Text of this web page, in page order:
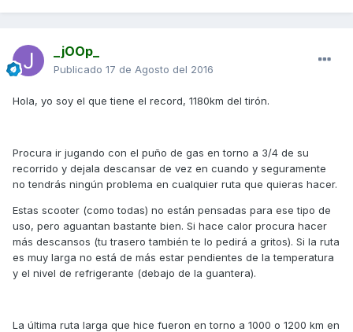
_jOOp_
Publicado 17 de Agosto del 2016
Hola, yo soy el que tiene el record, 1180km del tirón.
Procura ir jugando con el puño de gas en torno a 3/4 de su
recorrido y dejala descansar de vez en cuando y seguramente
no tendrás ningún problema en cualquier ruta que quieras hacer.
Estas scooter (como todas) no están pensadas para ese tipo de
uso, pero aguantan bastante bien. Si hace calor procura hacer
más descansos (tu trasero también te lo pedirá a gritos). Si la ruta
es muy larga no está de más estar pendientes de la temperatura
y el nivel de refrigerante (debajo de la guantera).
La última ruta larga que hice fueron en torno a 1000 o 1200 km en